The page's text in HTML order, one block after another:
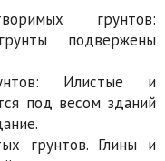
грунтов:
подвержены
Илистые и
под весом зданий
грунтов. Глины и